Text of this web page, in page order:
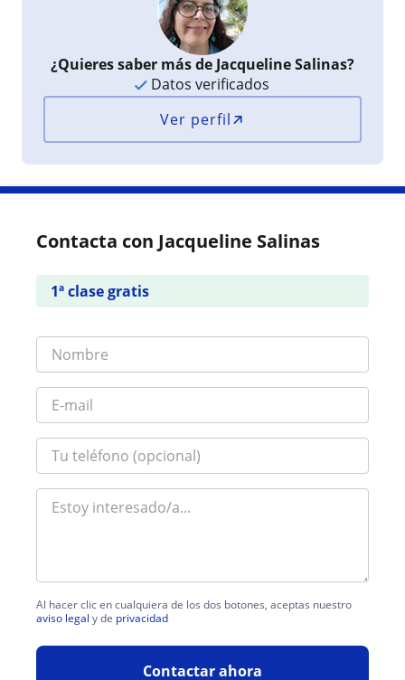
¿Quieres saber más de Jacqueline Salinas?
Datos verificados
Ver perfil
Contacta con Jacqueline Salinas
1ª clase gratis
Al hacer clic en cualquiera de los dos botones, aceptas nuestro
aviso legal y de privacidad
Contactar ahora